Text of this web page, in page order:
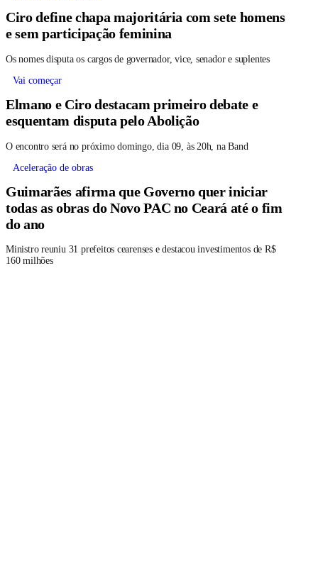
Ciro define chapa majoritária com sete homens
e sem participação feminina
Os nomes disputa os cargos de governador, vice, senador e suplentes
Vai começar
Elmano e Ciro destacam primeiro debate e
esquentam disputa pelo Abolição
O encontro será no próximo domingo, dia 09, às 20h, na Band
Aceleração de obras
Guimarães afirma que Governo quer iniciar
todas as obras do Novo PAC no Ceará até o fim
do ano
Ministro reuniu 31 prefeitos cearenses e destacou investimentos de R$
160 milhões